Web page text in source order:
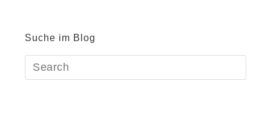
Suche im Blog